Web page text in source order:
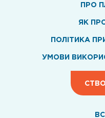
ПРО
ЯК
ПОЛІТИКА
УМОВИ